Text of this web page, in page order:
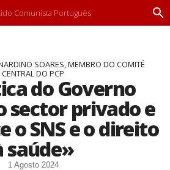
Comunista Português
P
SOARES, MEMBRO DO COMITÉ
CENTRAL DO PCP
do Governo
sector privado e
o SNS e o direito
saúde»
1 Agosto 2024